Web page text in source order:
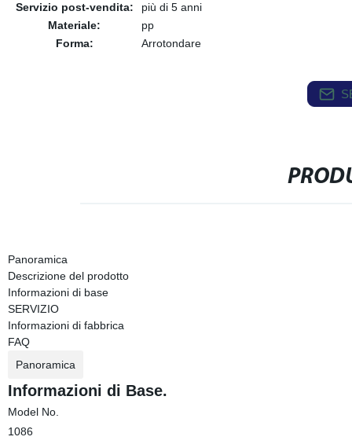
Servizio post-vendita:
più di 5 anni
Materiale:
pp
Forma:
Arrotondare
Panoramica
Descrizione del prodotto
Informazioni di base
SERVIZIO
Informazioni di fabbrica
FAQ
Panoramica
Informazioni di Base.
Model No.
1086